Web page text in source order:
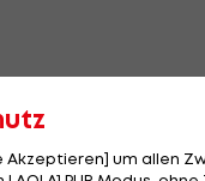
künftig auf
Akzeptieren] um allen